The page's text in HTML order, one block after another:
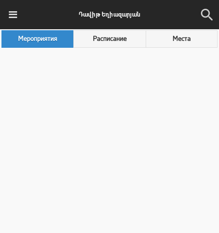
Դավիթ Եղիազարյան
Мероприятия Расписание Места